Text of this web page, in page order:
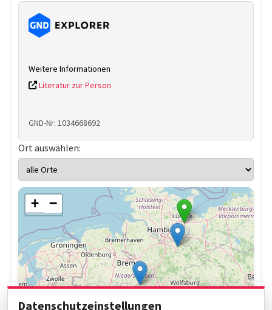
Weitere Informationen
Literatur zur Person
GND-Nr: 1034668692
Ort auswählen:
+ −
Datenschutzeinstellungen